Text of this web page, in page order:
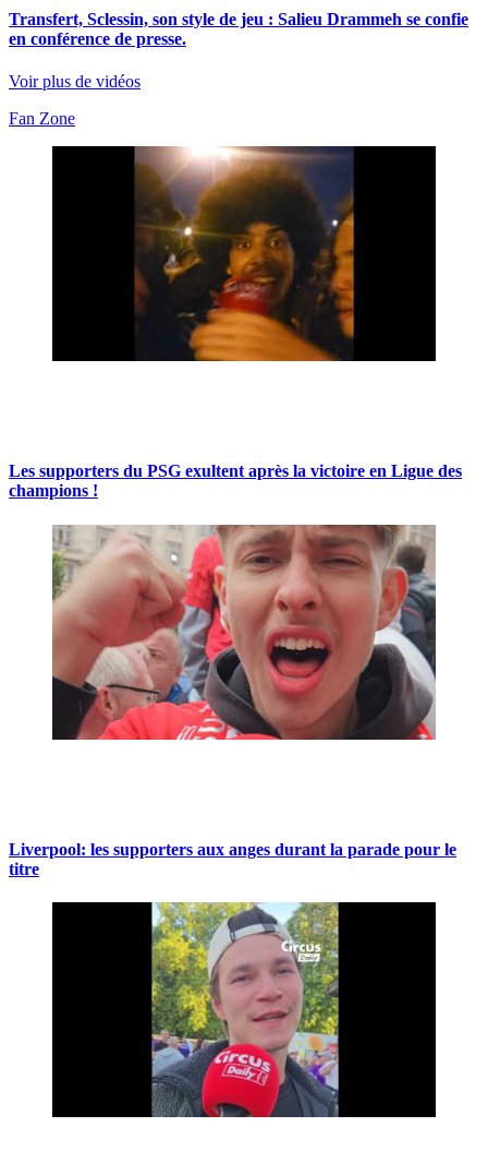
Transfert, Sclessin, son style de jeu : Salieu Drammeh se confie
en conférence de presse.
Voir plus de vidéos
Fan Zone
Les supporters du PSG exultent après la victoire en Ligue des
champions !
Liverpool: les supporters aux anges durant la parade pour le
titre